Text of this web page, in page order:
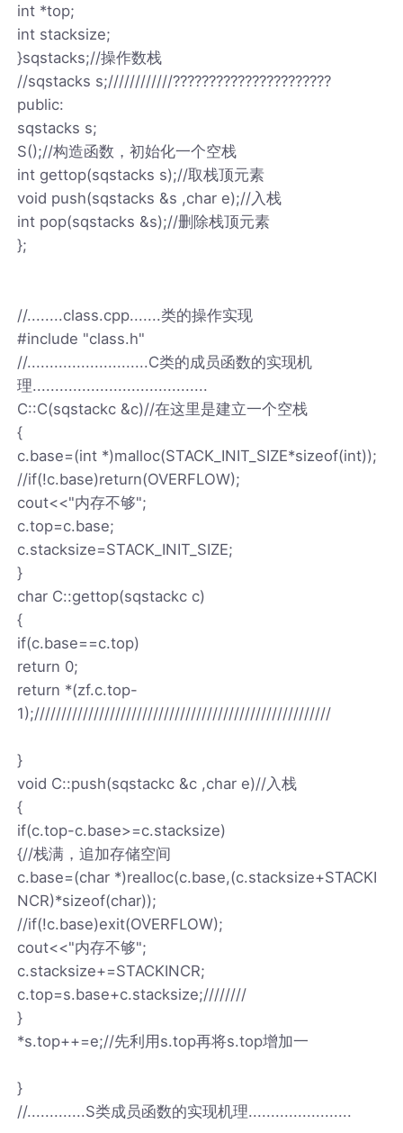
int *top;
int stacksize;
}sqstacks;//操作数栈
//sqstacks s;////////////??????????????????????
public:
sqstacks s;
S();//构造函数，初始化一个空栈
int gettop(sqstacks s);//取栈顶元素
void push(sqstacks &s ,char e);//入栈
int pop(sqstacks &s);//删除栈顶元素
};
//........class.cpp.......类的操作实现
#include "class.h"
//...........................C类的成员函数的实现机
理.......................................
C::C(sqstackc &c)//在这里是建立一个空栈
{
c.base=(int *)malloc(STACK_INIT_SIZE*sizeof(int));
//if(!c.base)return(OVERFLOW);
cout<<"内存不够";
c.top=c.base;
c.stacksize=STACK_INIT_SIZE;
}
char C::gettop(sqstackc c)
{
if(c.base==c.top)
return 0;
return *(zf.c.top-
1);///////////////////////////////////////////////////////
}
void C::push(sqstackc &c ,char e)//入栈
{
if(c.top-c.base>=c.stacksize)
{//栈满，追加存储空间
c.base=(char *)realloc(c.base,(c.stacksize+STACKI
NCR)*sizeof(char));
//if(!c.base)exit(OVERFLOW);
cout<<"内存不够";
c.stacksize+=STACKINCR;
c.top=s.base+c.stacksize;////////
}
*s.top++=e;//先利用s.top再将s.top增加一
}
//.............S类成员函数的实现机理.......................